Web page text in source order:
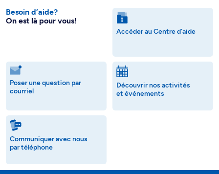
Besoin d’aide?
On est là pour vous!
Accéder au Centre d'aide
Poser une question par
courriel
Découvrir nos activités
et événements
Communiquer avec nous
par téléphone